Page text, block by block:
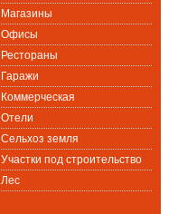
Магазины
Офисы
Рестораны
Гаражи
Коммерческая
Oтели
Сельхоз земля
Участки под строительство
Лес